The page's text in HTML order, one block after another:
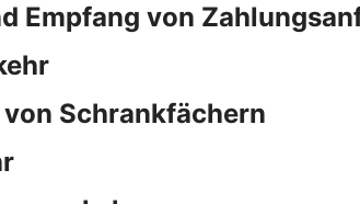
Empfang von
Schrankfächern